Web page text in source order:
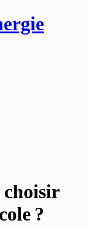
choisir
?